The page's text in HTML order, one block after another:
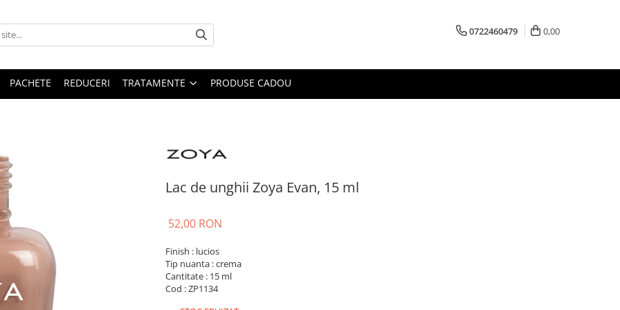
0722460479 0,00
PACHETE REDUCERI TRATAMENTE PRODUSE CADOU
Lac de unghii Zoya Evan, 15 ml
52,00 RON
Finish : lucios
Tip nuanta : crema
Cantitate : 15 ml
Cod : ZP1134